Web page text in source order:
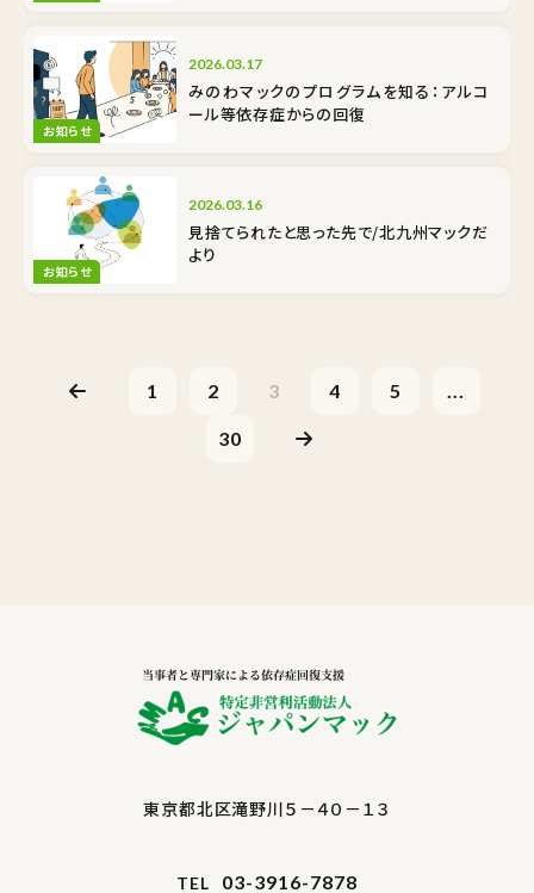
お知らせ
2026.03.17
みのわマックのプログラムを知る：アルコ
ール等依存症からの回復
お知らせ
2026.03.16
見捨てられたと思った先で/北九州マックだ
より
1 2 3 4 5 ...
30
東京都北区滝野川５－４０－１３
TEL 03-3916-7878